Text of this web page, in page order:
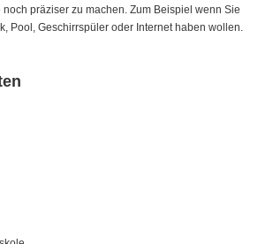
noch präziser zu machen. Zum Beispiel wenn Sie
Pool, Geschirrspüler oder Internet haben wollen.